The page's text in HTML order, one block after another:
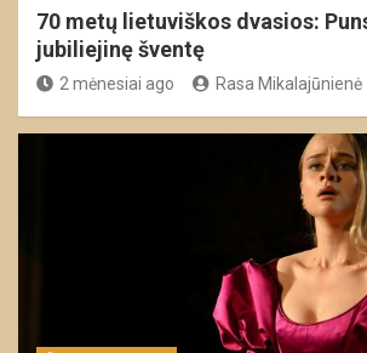
70 metų lietuviškos dvasios:
jubiliejinę šventę
2 mėnesiai ago Rasa Mikalajūnienė